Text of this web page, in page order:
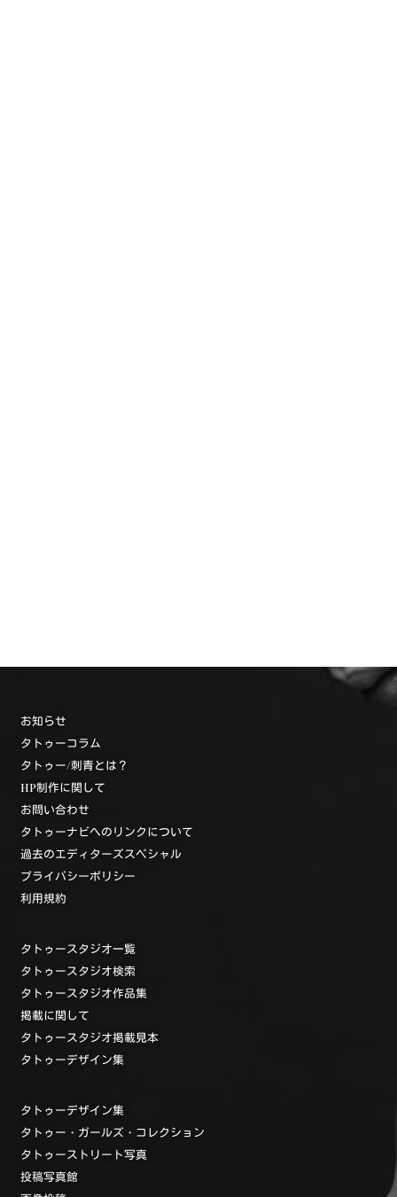
お知らせ
タトゥーコラム
タトゥー/刺青とは？
HP制作に関して
お問い合わせ
タトゥーナビへのリンクについて
過去のエディターズスペシャル
プライバシーポリシー
利用規約
タトゥースタジオ一覧
タトゥースタジオ検索
タトゥースタジオ作品集
掲載に関して
タトゥースタジオ掲載見本
タトゥーデザイン集
タトゥーデザイン集
タトゥー・ガールズ・コレクション
タトゥーストリート写真
投稿写真館